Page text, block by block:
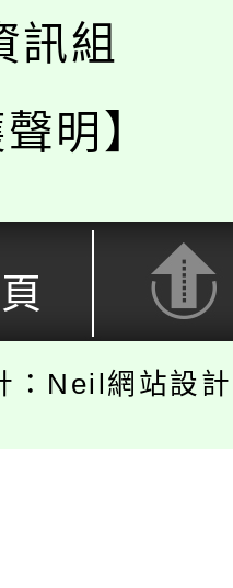
訊組
明】
：Neil網站設